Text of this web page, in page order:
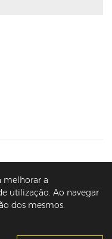
melhorar a
utilização. Ao navegar
dos mesmos.
- ARQUIVO - MARCELO